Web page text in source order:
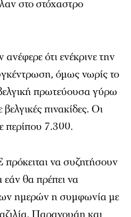
στο στόχαστρο
ότι ενέκρινε την
όμως νωρίς το
πρωτεύουσα γύρω
πινακίδες. Οι
περίπου 7.300.
να συζητήσουν
θα πρέπει να
ημερών η συμφωνία με